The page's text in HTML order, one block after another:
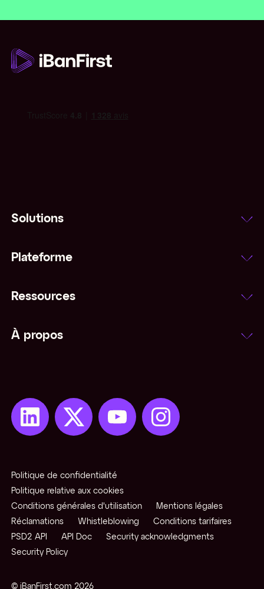
Solutions
Plateforme
Ressources
À propos
© iBanFirst.com 2026
Politique de confidentialité
Politique relative aux cookies
Conditions générales d'utilisation
Mentions légales
Réclamations
Whistleblowing
Conditions tarifaires
PSD2 API
API Doc
Security acknowledgments
Security Policy